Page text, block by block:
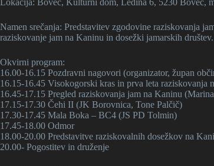
Lokacija: Bovec, Kulturni dom, Ledina 6, 5230 Bovec,
Namen srečanja: Predstavitev zgodovine raziskovanja
raziskovanje jam na Kaninu in dosežki jamarskih
Okvirni program:
16.00-16.15 Pozdravni nagovori (organizator, župan
16.15-16.45 Visokogorski kras in prva leta raziskovanja
16.45-17.15 Pregled raziskovanja jam na Kaninu
17.15-17.30 Čehi II (JK Borovnica, Tone Palčič)
17.30-17.45 Mala Boka – BC4 (JS PD Tolmin)
17.45-18.00 Odmor
18.00-20.00 Predstavitve raziskovalnih dosežkov na
20.00- Pogostitev in druženje